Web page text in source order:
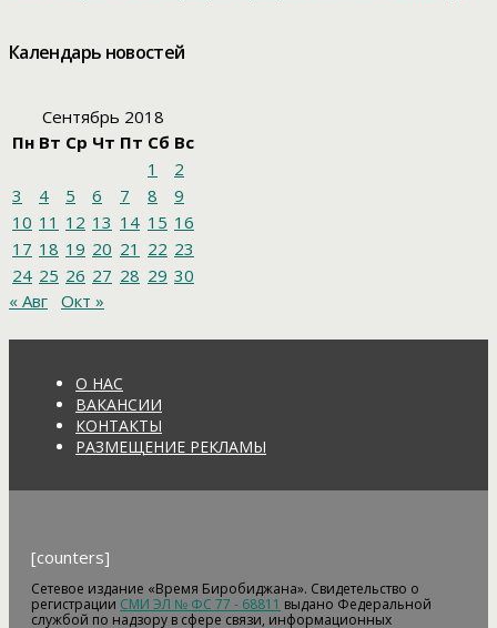
Календарь новостей
Сентябрь 2018
Пн Вт Ср Чт Пт Сб Вс
1
2
3
4 5 6 7 8
9
10 11 12 13 14 15 16
17 18 19 20 21 22 23
24 25 26 27 28 29 30
« Авг Окт »
О НАС
ВАКАНСИИ
КОНТАКТЫ
РАЗМЕЩЕНИЕ РЕКЛАМЫ
[counters]
Сетевое издание «Время Биробиджана». Свидетельство о
регистрации СМИ ЭЛ № ФС 77 - 68811 выдано Федеральной
службой по надзору в сфере связи, информационных